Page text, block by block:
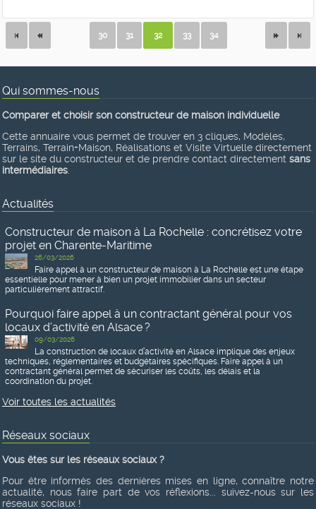
30 31 32 33 34
Qui sommes-nous
Comparer et choisir son constructeur de maison individuelle
Cette annuaire vous permet de trouver en 3 cliques, Modèles,
Terrains, Terrain+Maison, Réalisations et Visite Virtuelle directement
sur le site du constructeur et de prendre contact directement sans
intermédiaires
Actualités
Constructeur de maison à La Rochelle : concrétisez votre
projet en Charente-Maritime
26/03/2026
Faire appel à un constructeur de maison à La Rochelle est une étape
essentielle pour mener à bien un projet immobilier dans un secteur
particulièrement attractif.
Pourquoi faire appel à un contractant général pour vos
locaux d’activité en Alsace ?
09/03/2026
La construction de locaux d’activité en Alsace implique des enjeux
techniques, réglementaires et budgétaires spécifiques. Faire appel à un
contractant général permet de sécuriser les coûts, les délais et la
coordination du projet.
Voir toutes les actualités
Réseaux sociaux
Vous êtes sur les réseaux sociaux ?
Pour être informés des dernières mises en ligne, connaître notre
actualité, nous faire part de vos réflexions... suivez-nous sur les
réseaux sociaux !